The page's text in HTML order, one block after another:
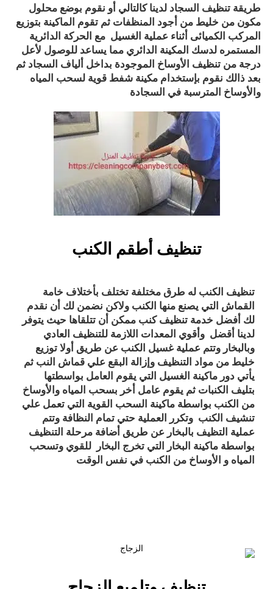
طريقة تنظيف السجاد لدينا كالتالي أو نقوم بوضع محلول
مكون من خليط من أجود المنظفات ثم تقوم الماكينة بتوزيع
المركب الكميائى أثناء عملية الغسيل مع الحركة الدائرية
المستمره لدسك المكينة الدائري مما يساعد للوصول لأعل
درجة من تنظيف الأوساخ الموجودة بداخل ألياف السجاد ثم
بعد ذالك نقوم بإستخدام مكينة شفط قوية لسحب المياه
والأوساخ المترسبة في السجادة
تنظيف أطقم الكنب
تنظيف الكنب له طرق مختلفة تختلف بأختلاف خامة
القماش التي يصنع منها الكنب ولاكن نضمن لك أن نقدم
لك أفضل خدمة تنظيف كنب ممكن أن تتلقاها حيث يتوفر
لدينا أقضل وأقوي المعدات اللازمة للتنظيف العادي
وبالبخار وتتم عملية غسيل الكنب عن طريق أولا توزيع
خليط من مواد التنظيف وإزالة البقع علي قماش النب ثم
يأتي دور ماكينة الغسيل التي يقوم العامل بواسطتها
بتليف الكنبات ثم يقوم عامل أخر بسحب المياه والأوساخ
من الكنب بواسطة ماكينة السحب القوية التي تعمل علي
تنشيف الكنب وتكرر العملية حتي تمام النظافة وتتم
عملية التظيف بالبخار عن طريق أضافة مرحلة التنظيف
بواسطة ماكينة البخار التي تخرج البخار للقوي وتسحب
المياه و الأوساخ من الكنب في نفس الوقت